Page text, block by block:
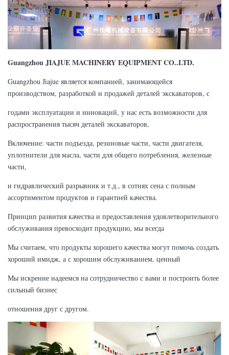
Guangzhou JIAJUE MACHINERY EQUIPMENT CO..LTD.
Guangzhou Jiajue является компанией, занимающейся
производством, разработкой и продажей деталей экскаваторов, с
годами эксплуатации и инноваций, у нас есть возможности для
распространения тысяч деталей экскаваторов,
Включение: части подъезда, резиновые части, части двигателя,
уплотнители для масла, части для общего потребления, железные
части,
и гидравлический разрывник и т.д., в сотнях сена с полным
ассортиментом продуктов и гарантией качества.
Принцип развития качества и предоставления удовлетворительного
обслуживания превосходит продукцию, мы всегда
Мы считаем, что продукты хорошего качества могут помочь создать
хороший имидж, а с хорошим обслуживанием, ценный
Мы искренне надеемся на сотрудничество с вами и построить более
сильный бизнес
отношения друг с другом.